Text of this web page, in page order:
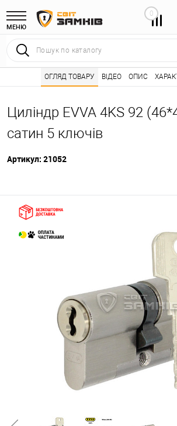
МЕНЮ
0
Інтернет магазин замків • Каталог товарів
Циліндр EVVA 4KS 92
сатин 5 ключів
Артикул: 21052
ОГЛЯД ТОВАРУ ВІДЕО ОПИС